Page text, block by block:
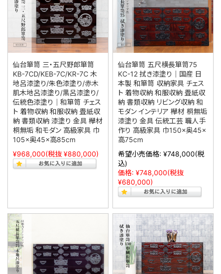
仙台箪笥 三・五尺野郎箪笥
KB-7CD/KEB-7C/KR-7C 木
地呂漆塗り/朱色漆塗り/赤木
肌木地呂漆塗り/黒呂漆塗り/
伝統色漆塗り｜和箪笥 チェス
ト 着物収納 和服収納 畳紙収
納 書類収納 漆塗り 金具 欅材
桐無垢 和モダン 高級家具 巾
105×奥45×高85cm
¥968,000(税抜 ¥880,000)
仙台箪笥 五尺横長箪笥75
KC-12 拭き漆塗り｜国産 日
本製 和箪笥 収納家具 チェス
ト 着物収納 和服収納 畳紙収
納 書類収納 リビング収納 和
モダン インテリア 欅材 桐無垢
漆塗り 金具 伝統工芸 職人手
作り 高級家具 巾150×奥45×
高75cm
希望小売価格: ¥748,000(税
込)
価格: ¥748,000(税抜
¥680,000)